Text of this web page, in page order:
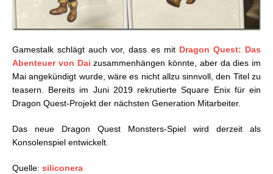
Gamestalk schlägt auch vor, dass es mit Dragon Quest: Das
Abenteuer von Dai zusammenhängen könnte, aber da dies im
Mai angekündigt wurde, wäre es nicht allzu sinnvoll, den Titel zu
teasern. Bereits im Juni 2019 rekrutierte Square Enix für ein
Dragon Quest-Projekt der nächsten Generation Mitarbeiter.
Das neue Dragon Quest Monsters-Spiel wird derzeit als
Konsolenspiel entwickelt.
Quelle: siliconera